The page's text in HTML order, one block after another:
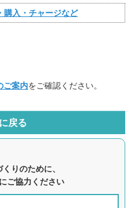
購入・チャージなど
ご案内をご確認ください。
戻る
りのために、
ご協力ください